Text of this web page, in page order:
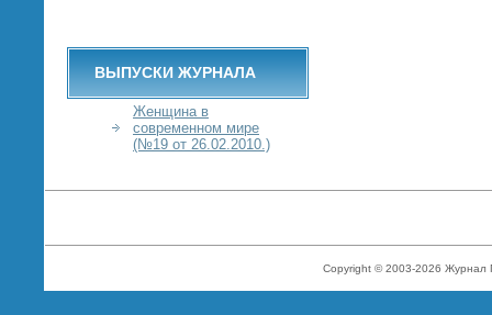
ВЫПУСКИ ЖУРНАЛА
Женщина в
современном мире
(№19 от 26.02.2010.)
Copyright © 2003-2026 Журнал